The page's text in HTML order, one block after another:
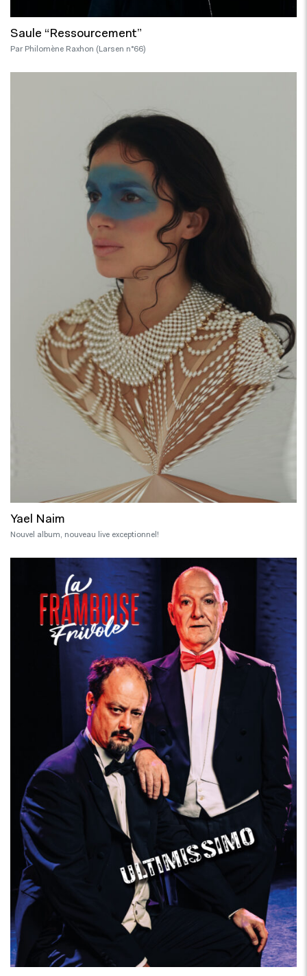
Saule “Ressourcement”
Par Philomène Raxhon (Larsen n°66)
Yael Naim
Nouvel album, nouveau live exceptionnel!